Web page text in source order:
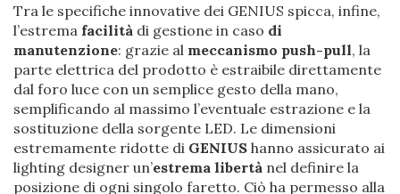
Tra le specifiche innovative dei GENIUS spicca, infine,
l’estrema facilità di gestione in caso di
manutenzione: grazie al meccanismo push-pull, la
parte elettrica del prodotto è estraibile direttamente
dal foro luce con un semplice gesto della mano,
semplificando al massimo l’eventuale estrazione e la
sostituzione della sorgente LED. Le dimensioni
estremamente ridotte di GENIUS hanno assicurato ai
lighting designer un’estrema libertà nel definire la
posizione di ogni singolo faretto. Ciò ha permesso alla